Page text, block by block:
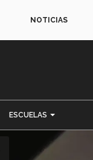
NOTICIAS
ESCUELAS